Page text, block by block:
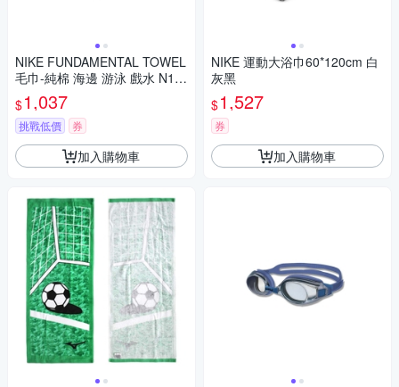
NIKE FUNDAMENTAL TOWEL
毛巾-純棉 海邊 游泳 戲水 N10
12438010MD 黑白
$1,037
挑戰低價 券
加入購物車
NIKE 運動大浴巾60*120cm 白
灰黑
$1,527
券
加入購物車